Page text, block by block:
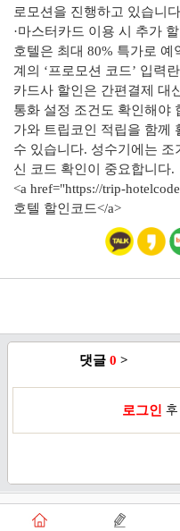
로모션을 진행하고 있습니
·마스터카드 이용 시 추가
호텔은 최대 80% 특가로
계의 ‘프로모션 코드’ 입력
카드사 할인은 간편결제 대
통화 설정 조건도 확인해야
가와 트립코인 적립을 함께
수 있습니다. 성수기에는 조
신 코드 확인이 중요합니다.
<a href="https://trip-
호텔 할인코드</a>​
댓글 0 >
로그인 후
개인정